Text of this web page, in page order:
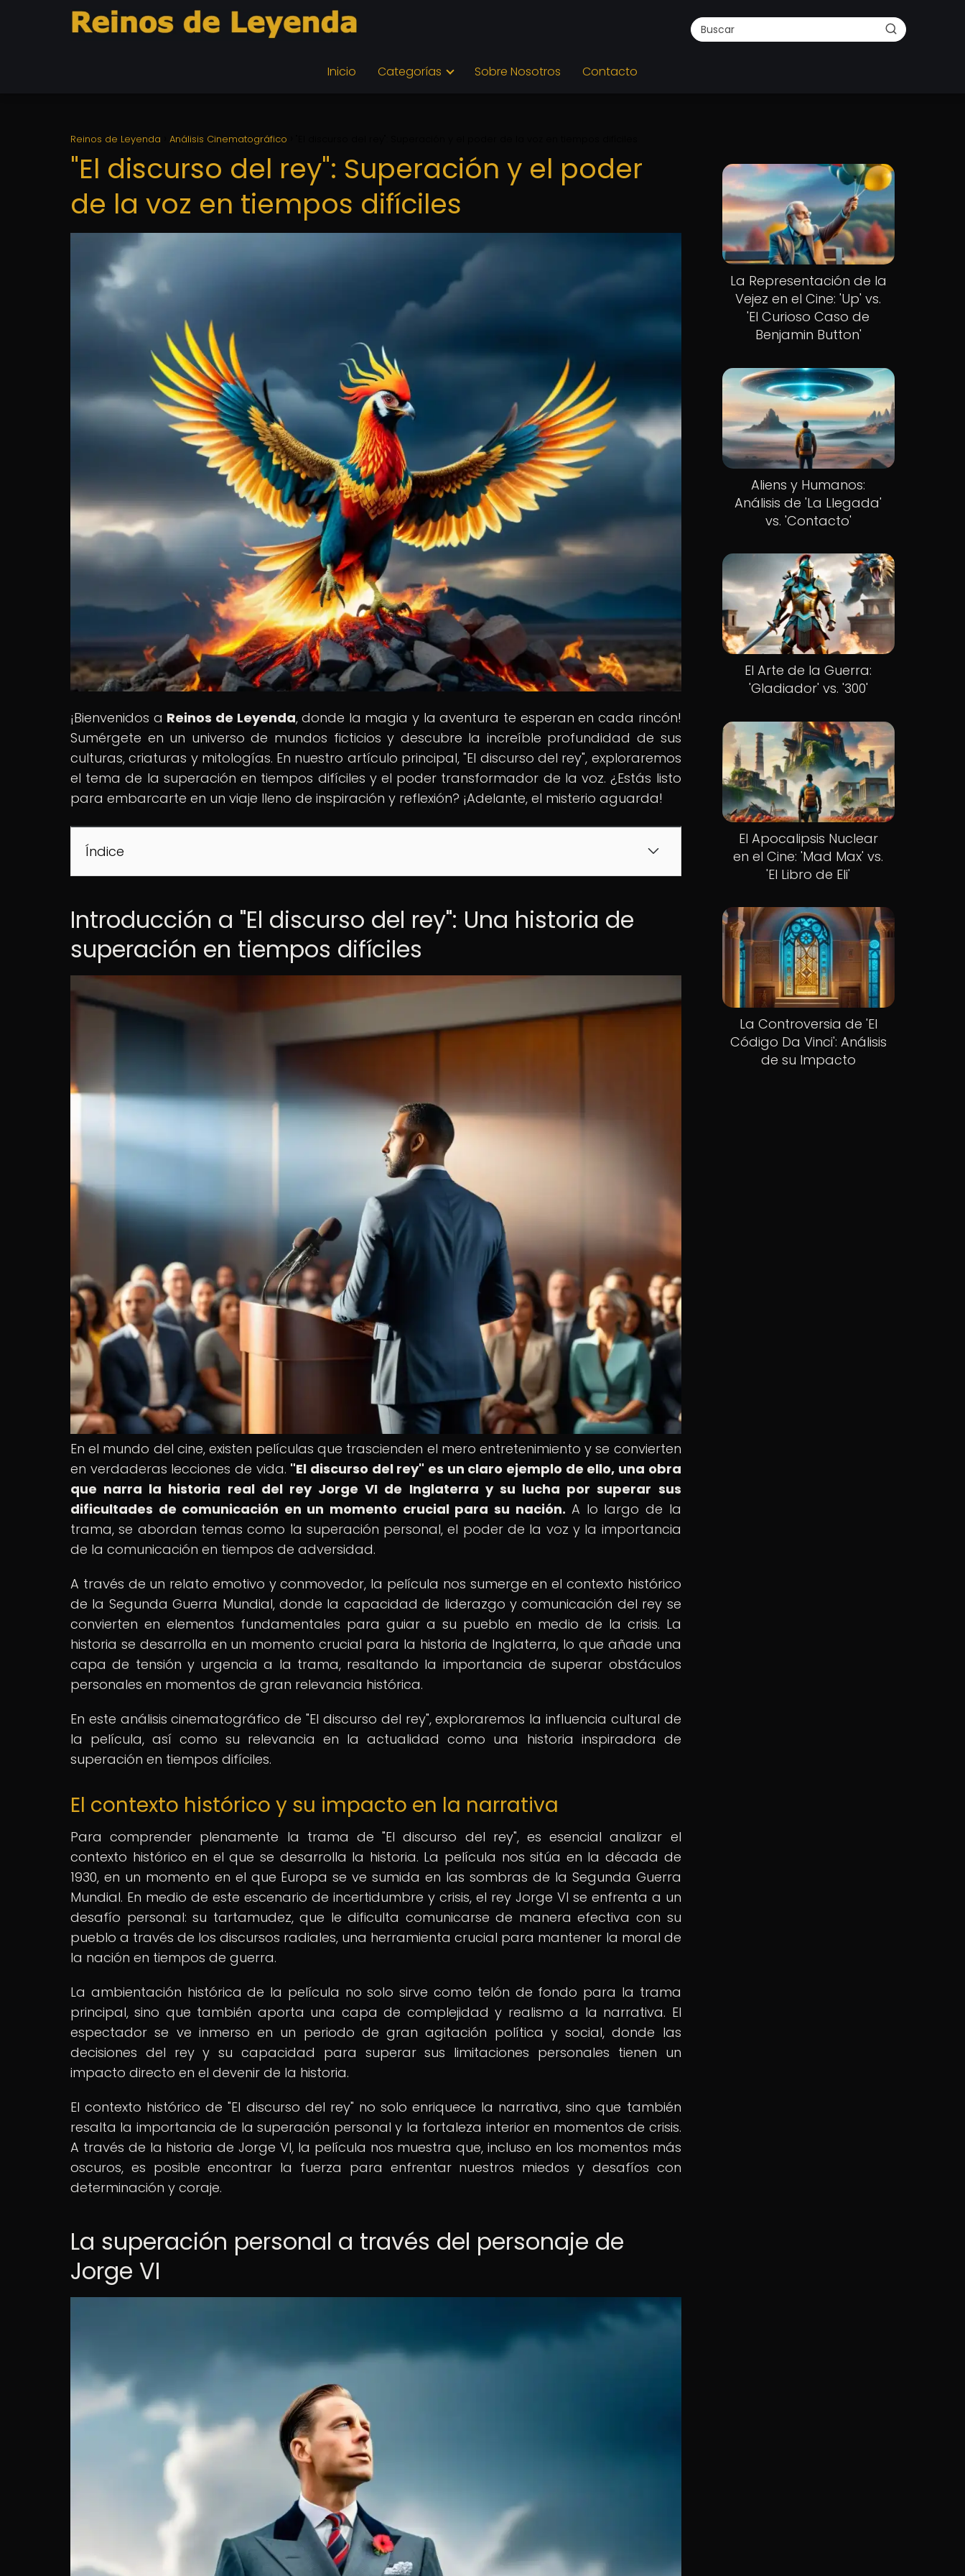
Inicio Categorías Sobre Nosotros Contacto
Reinos de Leyenda Análisis Cinematográfico
"El discurso del rey": Superación y el poder
de la voz en tiempos difíciles
¡Bienvenidos a Reinos de Leyenda, donde la magia y la aventura te esperan en cada rincón!
Sumérgete en un universo de mundos ficticios y descubre la increíble profundidad de sus
culturas, criaturas y mitologías. En nuestro artículo principal, "El discurso del rey", exploraremos
el tema de la superación en tiempos difíciles y el poder transformador de la voz. ¿Estás listo
para embarcarte en un viaje lleno de inspiración y reflexión? ¡Adelante, el misterio aguarda!
Índice
Introducción a "El discurso del rey": Una historia de
superación en tiempos difíciles
En el mundo del cine, existen películas que trascienden el mero entretenimiento y se convierten
en verdaderas lecciones de vida. "El discurso del rey" es un claro ejemplo de ello, una obra
que narra la historia real del rey Jorge VI de Inglaterra y su lucha por superar sus
dificultades de comunicación en un momento crucial para su nación. A lo largo de la
trama, se abordan temas como la superación personal, el poder de la voz y la importancia
de la comunicación en tiempos de adversidad.
A través de un relato emotivo y conmovedor, la película nos sumerge en el contexto histórico
de la Segunda Guerra Mundial, donde la capacidad de liderazgo y comunicación del rey se
convierten en elementos fundamentales para guiar a su pueblo en medio de la crisis. La
historia se desarrolla en un momento crucial para la historia de Inglaterra, lo que añade una
capa de tensión y urgencia a la trama, resaltando la importancia de superar obstáculos
personales en momentos de gran relevancia histórica.
En este análisis cinematográfico de "El discurso del rey", exploraremos la influencia cultural de
la película, así como su relevancia en la actualidad como una historia inspiradora de
superación en tiempos difíciles.
El contexto histórico y su impacto en la narrativa
Para comprender plenamente la trama de "El discurso del rey", es esencial analizar el
contexto histórico en el que se desarrolla la historia. La película nos sitúa en la década de
1930, en un momento en el que Europa se ve sumida en las sombras de la Segunda Guerra
Mundial. En medio de este escenario de incertidumbre y crisis, el rey Jorge VI se enfrenta a un
desafío personal: su tartamudez, que le dificulta comunicarse de manera efectiva con su
pueblo a través de los discursos radiales, una herramienta crucial para mantener la moral de
la nación en tiempos de guerra.
La ambientación histórica de la película no solo sirve como telón de fondo para la trama
principal, sino que también aporta una capa de complejidad y realismo a la narrativa. El
espectador se ve inmerso en un periodo de gran agitación política y social, donde las
decisiones del rey y su capacidad para superar sus limitaciones personales tienen un
impacto directo en el devenir de la historia.
El contexto histórico de "El discurso del rey" no solo enriquece la narrativa, sino que también
resalta la importancia de la superación personal y la fortaleza interior en momentos de crisis.
A través de la historia de Jorge VI, la película nos muestra que, incluso en los momentos más
oscuros, es posible encontrar la fuerza para enfrentar nuestros miedos y desafíos con
determinación y coraje.
La superación personal a través del personaje de
Jorge VI
La Representación de la
Vejez en el Cine: 'Up' vs.
'El Curioso Caso de
Benjamin Button'
Aliens y Humanos:
Análisis de 'La Llegada'
vs. 'Contacto'
El Arte de la Guerra:
'Gladiador' vs. '300'
El Apocalipsis Nuclear
en el Cine: 'Mad Max' vs.
'El Libro de Eli'
La Controversia de 'El
Código Da Vinci': Análisis
de su Impacto